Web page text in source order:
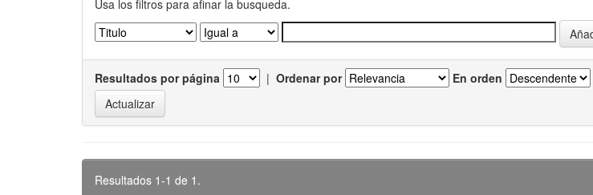
Usa los filtros para afinar la busqueda.
Resultados por página | Ordenar por En orden
Resultados 1-1 de 1.